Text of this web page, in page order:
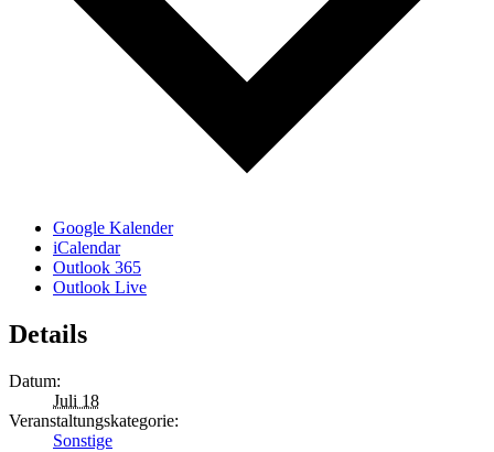
Google Kalender
iCalendar
Outlook 365
Outlook Live
Details
Datum:
Juli 18
Veranstaltungskategorie:
Sonstige